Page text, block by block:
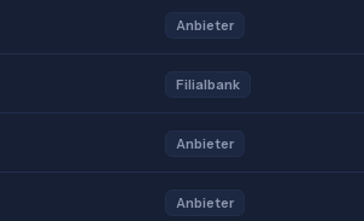
Anbieter
Filialbank
Anbieter
Anbieter